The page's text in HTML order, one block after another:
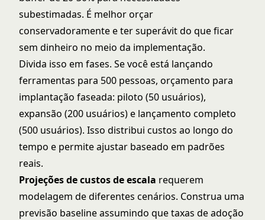
subestimadas. É melhor orçar
conservadoramente e ter superávit do que ficar
sem dinheiro no meio da implementação.
Divida isso em fases. Se você está lançando
ferramentas para 500 pessoas, orçamento para
implantação faseada: piloto (50 usuários),
expansão (200 usuários) e lançamento completo
(500 usuários). Isso distribui custos ao longo do
tempo e permite ajustar baseado em padrões
reais.
Projeções de custos de escala requerem
modelagem de diferentes cenários. Construa uma
previsão baseline assumindo que taxas de adoção